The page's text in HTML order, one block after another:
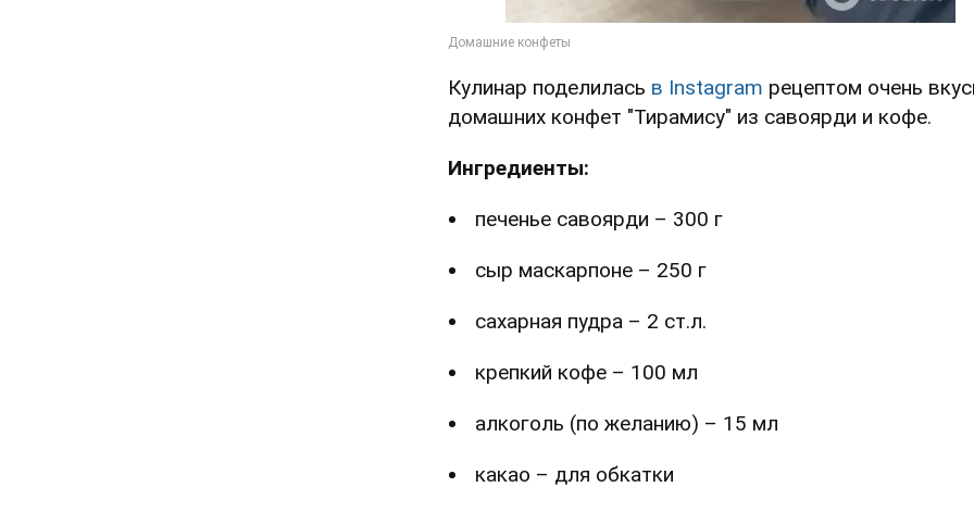
Кулинар поделилась в Instagram рецептом очень
домашних конфет "Тирамису" из савоярди и кофе.
Ингредиенты:
печенье савоярди – 300 г
сыр маскарпоне – 250 г
сахарная пудра – 2 ст.л.
крепкий кофе – 100 мл
алкоголь (по желанию) – 15 мл
какао – для обкатки